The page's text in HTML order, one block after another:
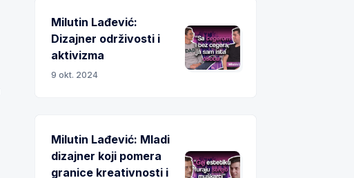
Milutin Lađević:
Dizajner održivosti i
aktivizma
9 okt. 2024
Milutin Lađević: Mladi
dizajner koji pomera
granice kreativnosti i